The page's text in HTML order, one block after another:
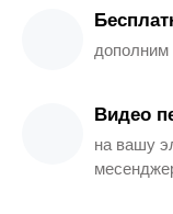
дополним
Видео
на вашу